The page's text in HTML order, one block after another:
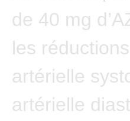
de 40 mg
les
artérielle
artérielle